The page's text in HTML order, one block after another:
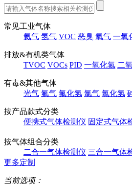
常见工业气体
氦气 氢气 VOC 恶臭 氧气 一氧
排放&有机类气体
TVOC VOCs PID 一氧化氮 二
有毒&其他气体
光气 氟气 氟化氢 氯气 氯化氢
按产品款式分类
便携式气体检测仪 固定式气体
按气体组合分类
二合一气体检测仪 三合一气体
更多定制
当前选项：